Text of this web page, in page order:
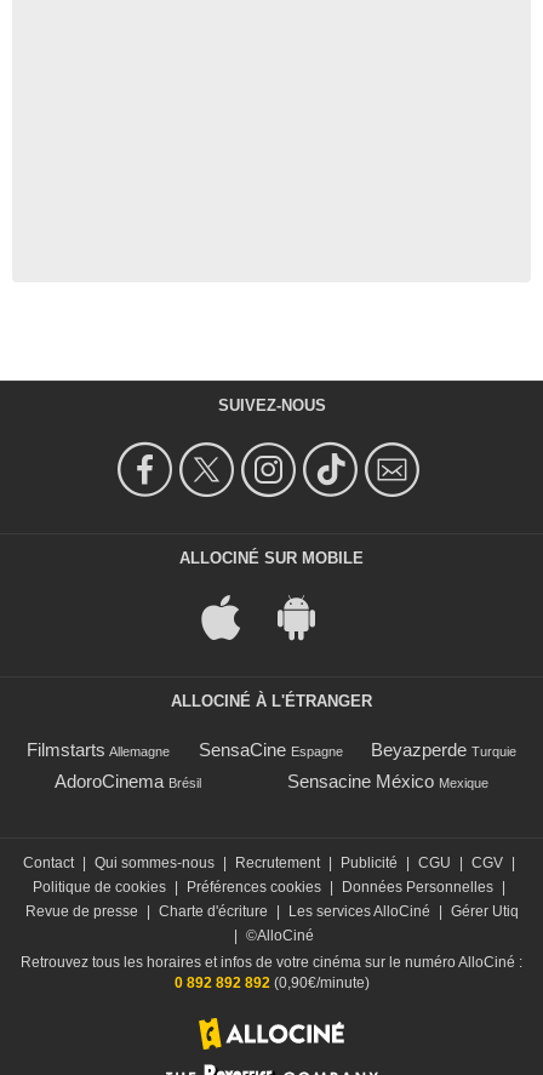
SUIVEZ-NOUS
ALLOCINÉ SUR MOBILE
ALLOCINÉ À L'ÉTRANGER
Filmstarts Allemagne SensaCine Espagne Beyazperde Turquie
AdoroCinema Brésil Sensacine México Mexique
Contact | Qui sommes-nous | Recrutement | Publicité | CGU | CGV |
Politique de cookies | Préférences cookies | Données Personnelles |
Revue de presse
| Charte d'écriture | Les services AlloCiné | Gérer Utiq
| ©AlloCiné
Retrouvez tous les horaires et infos de votre cinéma sur le numéro AlloCiné :
0 892 892 892 (0,90€/minute)